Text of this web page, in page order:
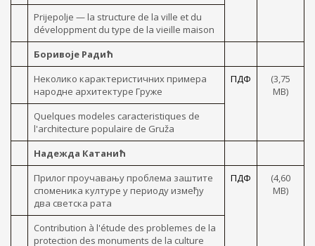
Prijepolje — la structure de la ville et du
développment du type de la vieille maison
Боривоје Радић
Неколико карактеристичних примера
народне архитектуре Груже
ПДФ
(3,75
МB)
Quelques modeles caracteristiques de
l'architecture populaire de Gruža
Надежда Катанић
Прилог проучавању проблема заштите
споменика културе y периоду између
два светска рата
ПДФ
(4,60
MB)
Contribution à l'étude des problemes de la
protection des monuments de la culture